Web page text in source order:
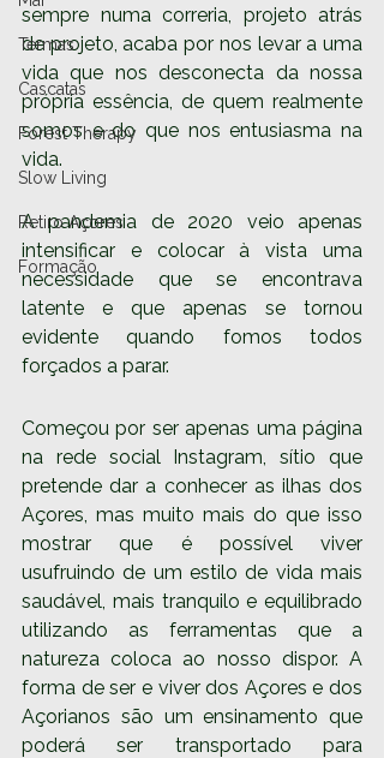
Termas
Cascatas
Forest Therapy
Slow Living
Retiro Açores
Formação
sempre numa correria, projeto atrás
de projeto, acaba por nos levar a uma
vida que nos desconecta da nossa
própria essência, de quem realmente
somos e do que nos entusiasma na
vida.
A pandemia de 2020 veio apenas
intensificar e colocar à vista uma
necessidade que se encontrava
latente e que apenas se tornou
evidente quando fomos todos
forçados a parar.
Começou por ser apenas uma página
na rede social Instagram, sítio que
pretende dar a conhecer as ilhas dos
Açores, mas muito mais do que isso
mostrar que é possível viver
usufruindo de um estilo de vida mais
saudável, mais tranquilo e equilibrado
utilizando as ferramentas que a
natureza coloca ao nosso dispor. A
forma de ser e viver dos Açores e dos
Açorianos são um ensinamento que
poderá ser transportado para